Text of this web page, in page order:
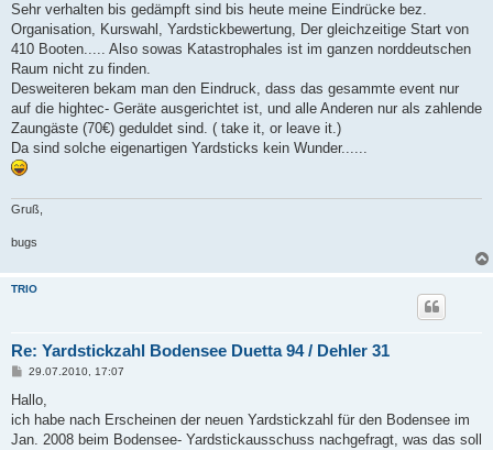
Sehr verhalten bis gedämpft sind bis heute meine Eindrücke bez.
Organisation, Kurswahl, Yardstickbewertung, Der gleichzeitige Start von
410 Booten..... Also sowas Katastrophales ist im ganzen norddeutschen
Raum nicht zu finden.
Desweiteren bekam man den Eindruck, dass das gesammte event nur
auf die hightec- Geräte ausgerichtet ist, und alle Anderen nur als zahlende
Zaungäste (70€) geduldet sind. ( take it, or leave it.)
Da sind solche eigenartigen Yardsticks kein Wunder......
Gruß,
bugs
TRIO
Re: Yardstickzahl Bodensee Duetta 94 / Dehler 31
B
i
r
a
29.07.2010, 17:07
Hallo,
ich habe nach Erscheinen der neuen Yardstickzahl für den Bodensee im
Jan. 2008 beim Bodensee- Yardstickausschuss nachgefragt, was das soll